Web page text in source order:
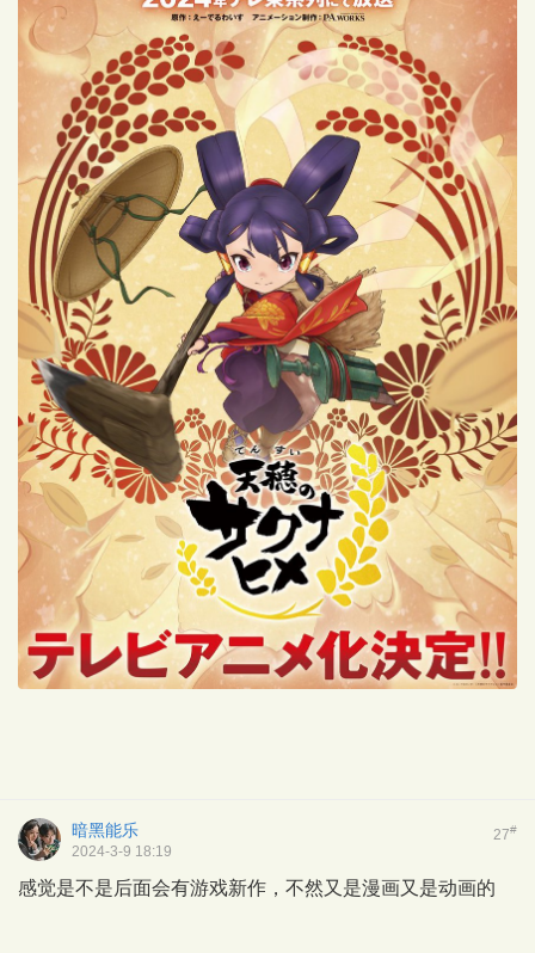
27#
暗黑能乐
2024-3-9 18:19
感觉是不是后面会有游戏新作，不然又是漫画又是动画的